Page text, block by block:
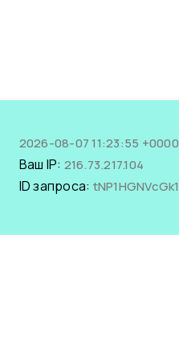
2026-08-07 11:23:55 +0000
Ваш IP: 216.73.217.104
ID запроса: tNP1HGNVcGk1